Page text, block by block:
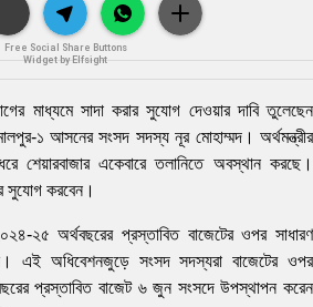
Free Social Share Buttons
Widget by Elfsight
মাধ্যমে সাদা করার সুযোগ দেওয়ার দাবি তুলেছেন
১ আসনের সংসদ সদস্য নূর মোহাম্মদ। অর্থমন্ত্রীর
শেয়ারবাজার একেবারে তলানিতে অবস্থান করছে।
সুযোগ করবেন।
২৫ অর্থবছরের প্রস্তাবিত বাজেটের ওপর সাধারণ
এই অধিবেশনজুড়ে সংসদ সদস্যরা বাজেটের ওপর
প্রস্তাবিত বাজেট ৬ জুন সংসদে উপস্থাপন করেন